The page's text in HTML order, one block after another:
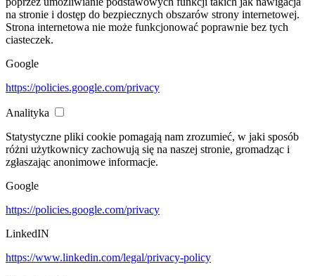
na stronie i dostęp do bezpiecznych obszarów strony internetowej.
Strona internetowa nie może funkcjonować poprawnie bez tych
ciasteczek.
Google
https://policies.google.com/privacy
Analityka
Statystyczne pliki cookie pomagają nam zrozumieć, w jaki sposób
różni użytkownicy zachowują się na naszej stronie, gromadząc i
zgłaszając anonimowe informacje.
Google
https://policies.google.com/privacy
LinkedIN
https://www.linkedin.com/legal/privacy-policy